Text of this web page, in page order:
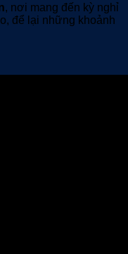
, nơi mang đến kỳ nghỉ
để lại những khoảnh